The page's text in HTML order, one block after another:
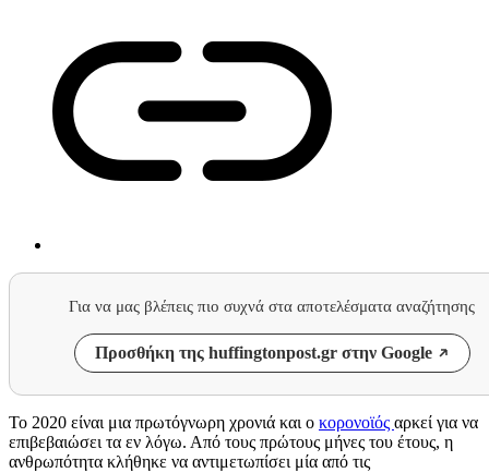
Για να μας βλέπεις πιο συχνά στα αποτελέσματα αναζήτησης
Προσθήκη της huffingtonpost.gr στην Google
To 2020 είναι μια πρωτόγνωρη χρονιά και ο κορονοϊός αρκεί για να
επιβεβαιώσει τα εν λόγω. Από τους πρώτους μήνες του έτους, η
ανθρωπότητα κλήθηκε να αντιμετωπίσει μία από τις